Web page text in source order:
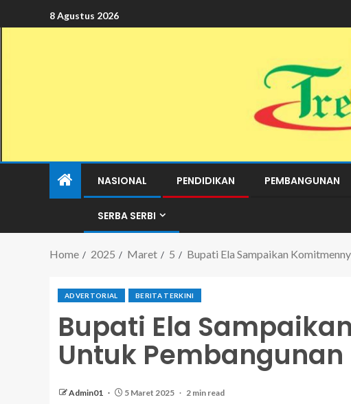
8 Agustus 2026
NASIONAL PENDIDIKAN PEMBANGUNAN
SERBA SERBI
Home 2025 Maret 5 Bupati Ela Sampaikan
ADVERTORIAL BERITA TERKINI
Bupati Ela
Untuk
Admin01 5 Maret 2025 2 min read